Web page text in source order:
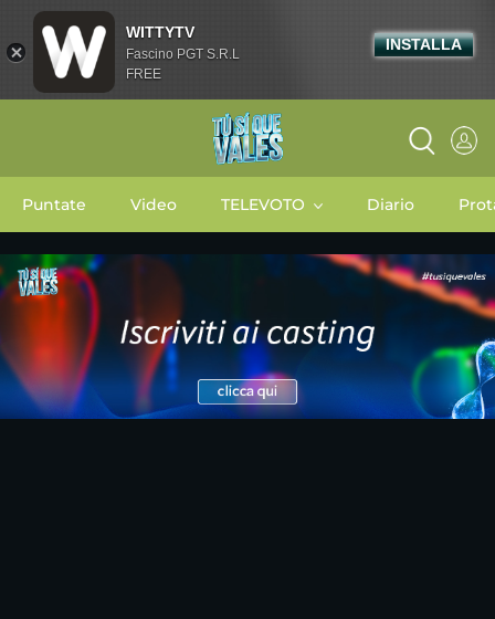
Puntate Video TELEVOTO Diario
WITTYTV
Fascino PGT S.R.L
FREE
INSTALLA